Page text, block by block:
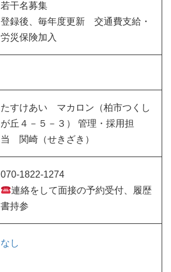
若干名募集
登録後、毎年度更新 交通費支給・
労災保険加入
たすけあい マカロン（柏市つくし
が丘４－５－３） 管理・採用担
当 関崎（せきざき）
070-1822-1274
連絡をして面接の予約受付、履歴
書持参
なし